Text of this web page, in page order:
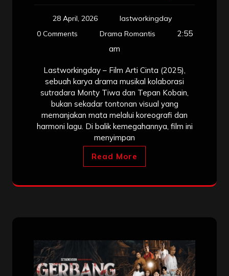
28 April, 2026
lastworkingday
0 Comments
Drama Romantis
2:55
am
Lastworkingday – Film Arti Cinta (2025),
sebuah karya drama musikal kolaborasi
sutradara Monty Tiwa dan Tepan Kobain,
bukan sekadar tontonan visual yang
memanjakan mata melalui koreografi dan
harmoni lagu. Di balik kemegahannya, film ini
menyimpan
Read More